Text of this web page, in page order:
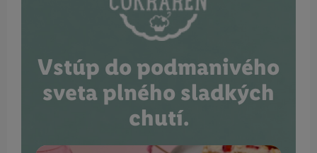
Vstúp do podmanivého
sveta plného sladkých
chutí.